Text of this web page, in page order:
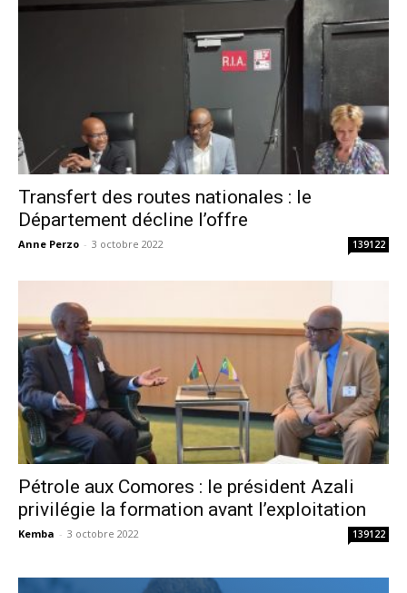
Transfert des routes nationales : le
Département décline l’offre
Anne Perzo - 3 octobre 2022 139122
Pétrole aux Comores : le président Azali
privilégie la formation avant l’exploitation
Kemba - 3 octobre 2022 139122